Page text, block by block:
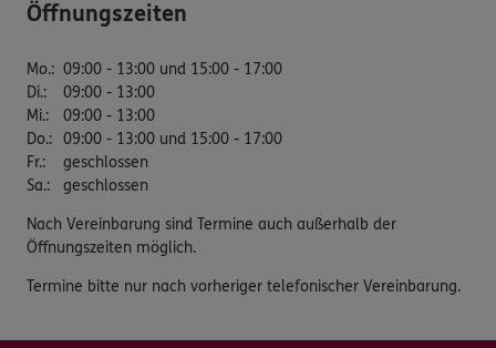
Öffnungszeiten
Mo.: 09:00 - 13:00 und 15:00 - 17:00
Di.:
09:00 - 13:00
Mi.:
09:00 - 13:00
Do.: 09:00 - 13:00 und 15:00 - 17:00
Fr.:
geschlossen
Sa.: geschlossen
Nach Vereinbarung sind Termine auch außerhalb der
Öffnungszeiten möglich.
Termine bitte nur nach vorheriger telefonischer Vereinbarung.